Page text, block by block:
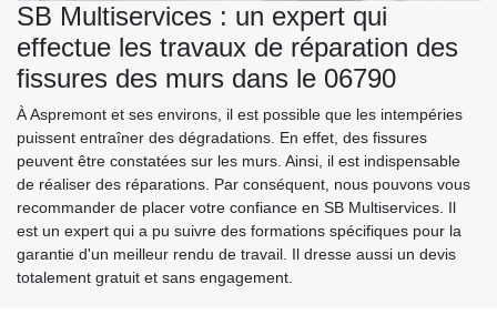
SB Multiservices : un expert qui
effectue les travaux de réparation des
fissures des murs dans le 06790
À Aspremont et ses environs, il est possible que les intempéries
puissent entraîner des dégradations. En effet, des fissures
peuvent être constatées sur les murs. Ainsi, il est indispensable
de réaliser des réparations. Par conséquent, nous pouvons vous
recommander de placer votre confiance en SB Multiservices. Il
est un expert qui a pu suivre des formations spécifiques pour la
garantie d'un meilleur rendu de travail. Il dresse aussi un devis
totalement gratuit et sans engagement.